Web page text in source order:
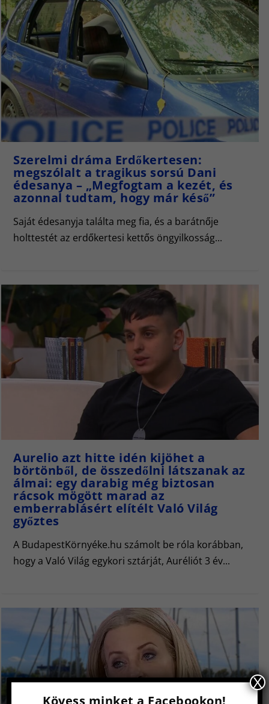
Szerelmi dráma Erdőkertesen:
megszólalt a tragikus sorsú Dani
édesanya – „Megfogtam a kezét, és
azonnal tudtam, hogy már késő”
Saját édesanyja találta meg fia, és a barátnője
holttestét az erdőkertesi kettős öngyilkosság...
Aurelio azt hitte idén kijöhet a
börtönből, de összedőlni látszanak az
álmai: egy darabig még biztosan
rácsok mögött marad az
emberrablásért elítélt Való Világ
győztes
A BudapestKörnyéke.hu számolt be róla korábban,
hogy a Való Világ egykori sztárját, Auréliót 3 év...
Kövess minket a Facebookon!
X